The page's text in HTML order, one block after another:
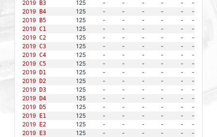
2019 B3 125 - - - - -
-
2019 B4 125 - - - - -
-
2019 B5 125 - - - - -
-
2019 C1 125 - - - - -
-
2019 C2 125 - - - - -
-
2019 C3 125 - - - - -
-
2019 C4 125 - - - - -
-
2019 C5 125 - - - - -
-
2019 D1 125 - - - - -
-
2019 D2 125 - - - - -
-
2019 D3 125 - - - - -
-
2019 D4 125 - - - - -
-
2019 D5 125 - - - - -
-
2019 E1 125 - - - - -
-
2019 E2 125 - - - - -
-
2019 E3 125 - - - - -
-